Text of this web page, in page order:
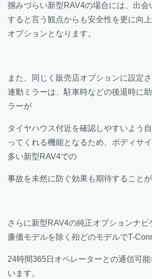
掴みづらい新型RAV4の場合には、出会
すると言う観点からも安全性を更に向
オプションとなります。
また、同じく販売店オプションに設定
連動ミラーは、駐車時などの後退時に
ラーが
タイヤハウス付近を確認しやすいよう
ってくれる機能となるため、ボディサ
多い新型RAV4での
事故を未然に防ぐ効果も期待することが
さらに新型RAV4の純正オプションナビ
廉価モデルを除く殆どのモデルでT-
24時間365日オペレーターとの通信可
います。